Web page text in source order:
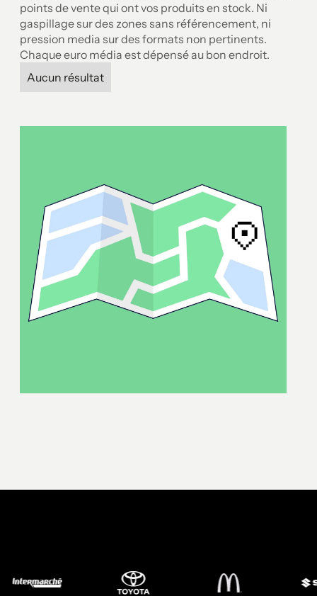
points de vente qui ont vos produits en stock. Ni
gaspillage sur des zones sans référencement, ni
pression media sur des formats non pertinents.
Chaque euro média est dépensé au bon endroit.
Aucun résultat